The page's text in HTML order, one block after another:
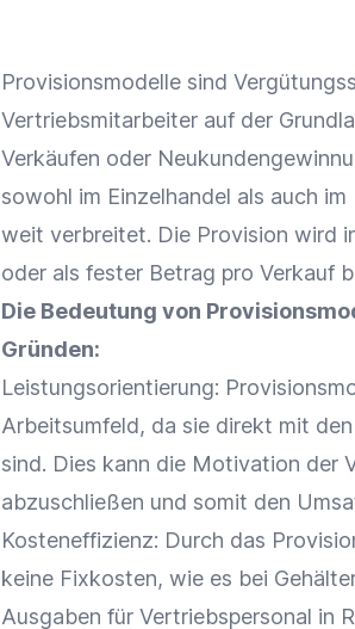
Provisionsmodelle sind
Vertriebsmitarbeiter auf der
Verkäufen oder
sowohl im Einzelhandel als auch im
weit verbreitet. Die Provision wird
oder als fester Betrag pro Verkauf
Die Bedeutung von
Gründen:
Leistungsorientierung:
Arbeitsumfeld, da sie direkt mit
sind. Dies kann die Motivation der
abzuschließen und somit den
Kosteneffizienz: Durch das
keine Fixkosten, wie es bei
Ausgaben für Vertriebspersonal in